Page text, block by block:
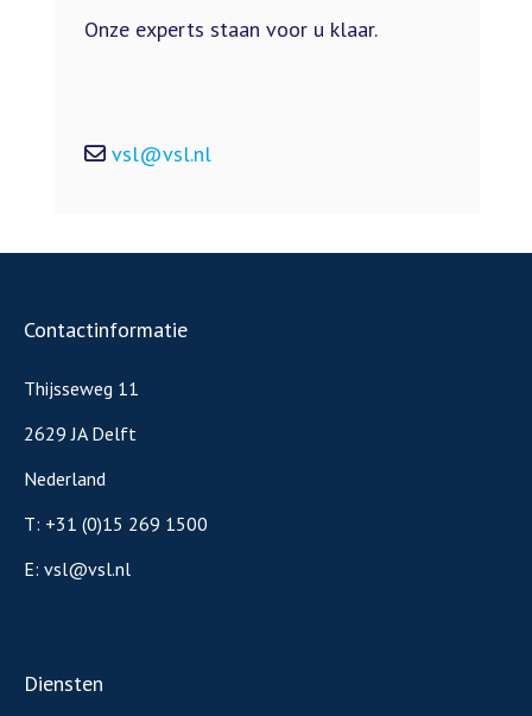
Onze experts staan voor u klaar.
vsl@vsl.nl
Contactinformatie
Thijsseweg 11
2629 JA Delft
Nederland
T: +31 (0)15 269 1500
E: vsl@vsl.nl
Diensten